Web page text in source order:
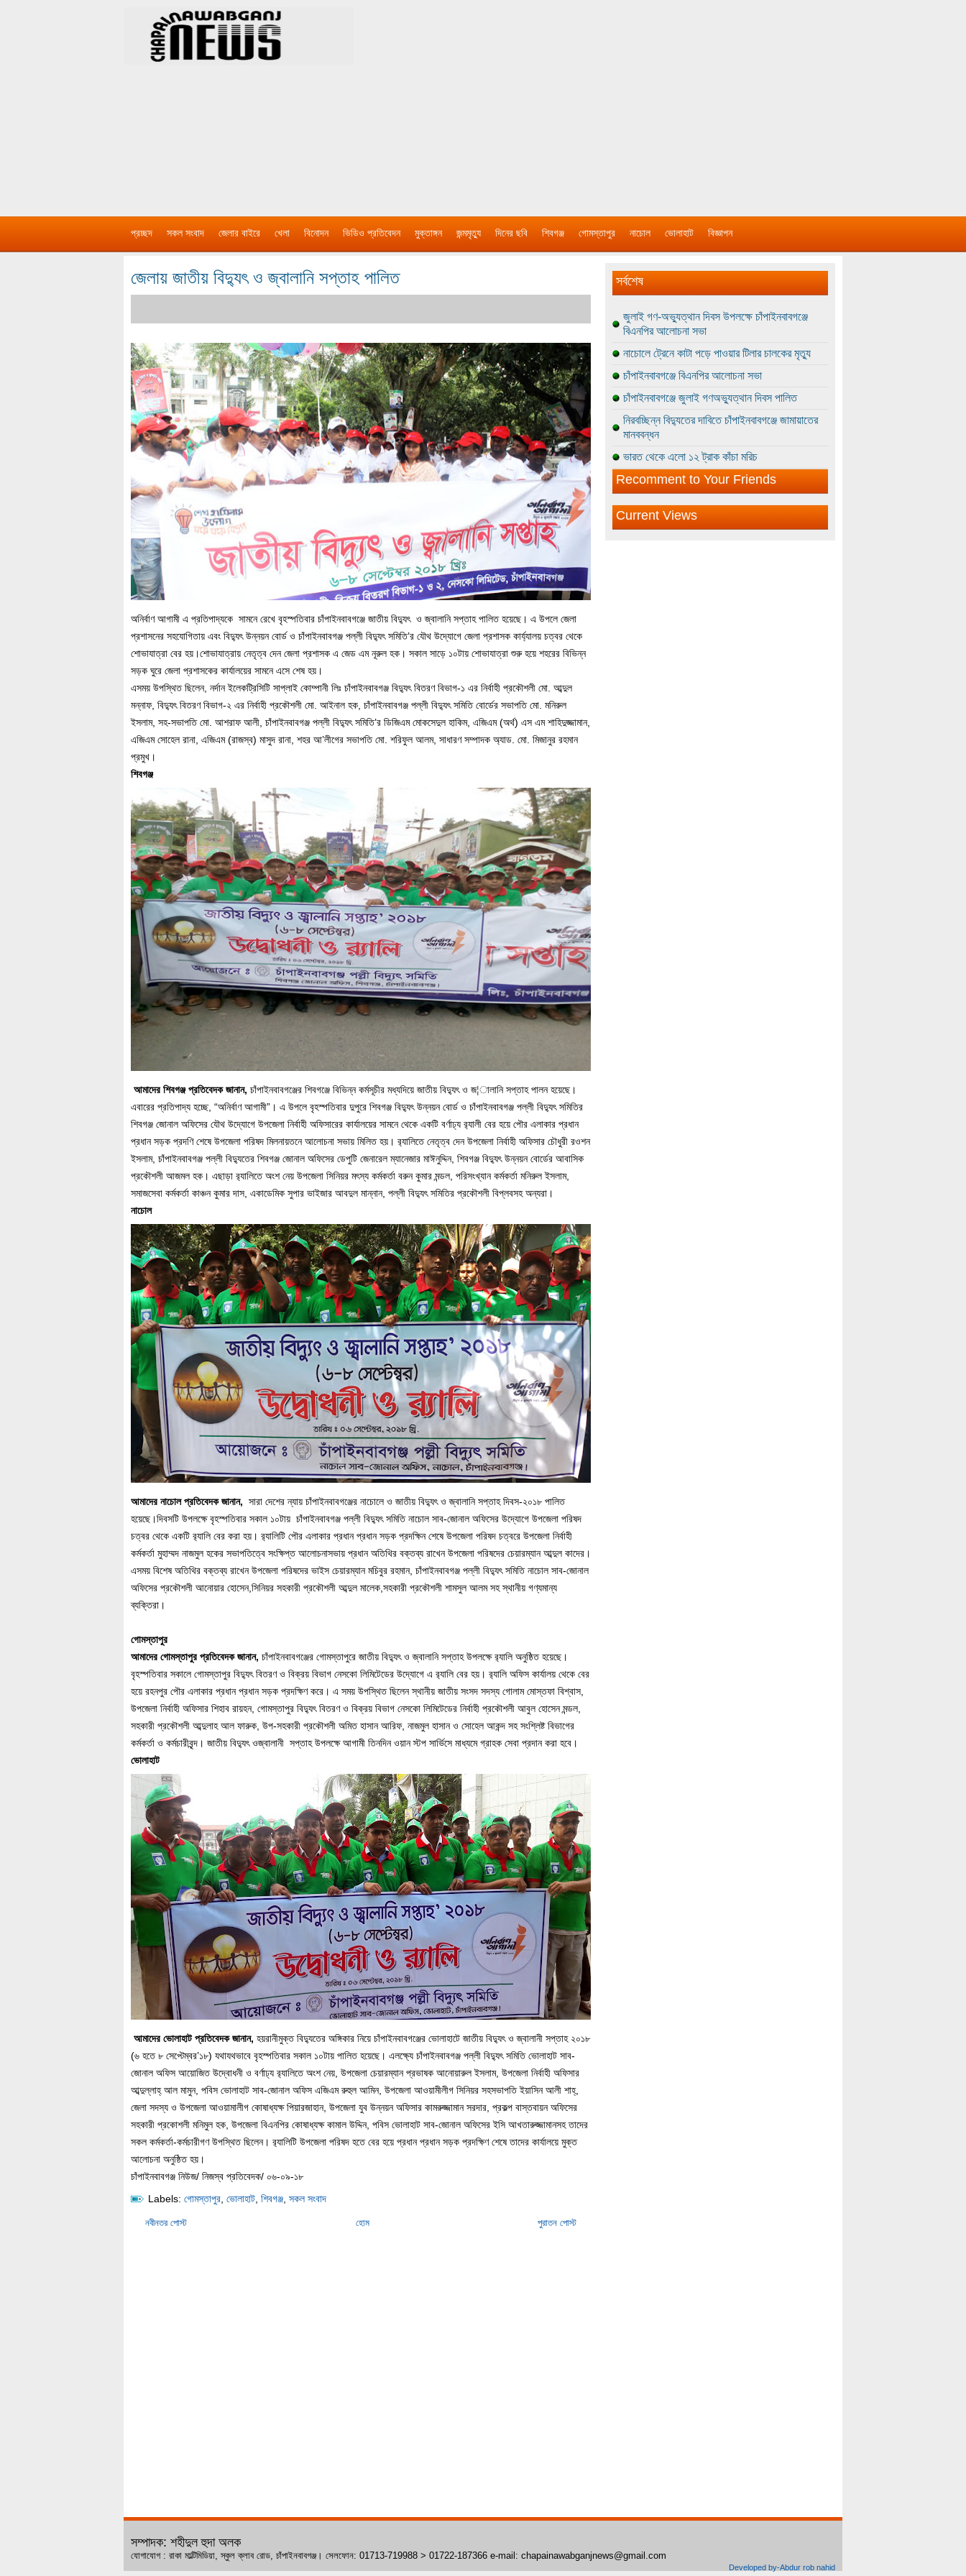
প্রচ্ছদ সকল সংবাদ জেলার বাইরে খেলা বিনোদন ভিডিও প্রতিবেদন মুক্তাঙ্গন জন্মমৃত্যু দিনের ছবি শিবগঞ্জ গোমস্তাপুর নাচোল ভোলাহাট বিজ্ঞাপন
জেলায় জাতীয় বিদ্যুৎ ও জ্বালানি সপ্তাহ পালিত
অনির্বাণ আগামী এ প্রতিপাদ্যকে সামনে রেখে বৃহস্পতিবার চাঁপাইনবাবগঞ্জে জাতীয় বিদ্যুৎ ও জ্বালানি সপ্তাহ পালিত হয়েছে। এ উপলে জেলা
প্রশাসনের সহযোগিতায় এবং বিদ্যুৎ উন্নয়ন বোর্ড ও চাঁপাইনবাবগঞ্জ পল্লী বিদ্যুৎ সমিতি’র যৌথ উদ্যোগে জেলা প্রশাসক কার্য্যালয় চত্বর থেকে
শোভাযাত্রা বের হয়।শোভাযাত্রায় নেতৃত্ব দেন জেলা প্রশাসক এ জেড এম নূরুল হক। সকাল সাড়ে ১০টায় শোভাযাত্রা শুরু হয়ে শহরের বিভিন্ন
সড়ক ঘুরে জেলা প্রশাসকের কার্যালয়ের সামনে এসে শেষ হয়।
এসময় উপস্থিত ছিলেন, নর্দান ইলেকট্রিসিটি সাপ্লাই কোম্পানী লিঃ চাঁপাইনবাবগঞ্জ বিদ্যুৎ বিতরণ বিভাগ-১ এর নির্বাহী প্রকৌশলী মো. আব্দুল
মন্নাফ, বিদ্যুৎ বিতরণ বিভাগ-২ এর নির্বাহী প্রকৌশলী মো. আইনাল হক, চাঁপাইনবাবগঞ্জ পল্লী বিদ্যুৎ সমিতি বোর্ডের সভাপতি মো. মনিরুল
ইসলাম, সহ-সভাপতি মো. আশরাফ আলী, চাঁপাইনবাবগঞ্জ পল্লী বিদ্যুৎ সমিতি’র ডিজিএম মোকসেদুল হাকিম, এজিএম (অর্থ) এস এম শাহিদুজ্জামান,
এজিএম সোহেল রানা, এজিএম (রাজস্ব) মাসুদ রানা, শহর আ’লীগের সভাপতি মো. শরিফুল আলম, সাধারণ সম্পাদক অ্যাড. মো. মিজানুর রহমান
প্রমুখ।
শিবগঞ্জ
আমাদের শিবগঞ্জ প্রতিবেদক জানান, চাঁপাইনবাবগঞ্জের শিবগঞ্জে বিভিন্ন কর্মসূচীর মধ্যদিয়ে জাতীয় বিদ্যুৎ ও জ¦ালানি সপ্তাহ পালন হয়েছে।
এবারের প্রতিপাদ্য হচ্ছে, “অনির্বাণ আগামী”। এ উপলে বৃহস্পতিবার দুপুরে শিবগঞ্জ বিদ্যুৎ উন্নয়ন বোর্ড ও চাঁপাইনবাবগঞ্জ পল্লী বিদ্যুৎ সমিতির
শিবগঞ্জ জোনাল অফিসের যৌথ উদ্যোগে উপজেলা নির্বাহী অফিসারের কার্যালয়ের সামনে থেকে একটি বর্ণাঢ্য র‌্যালী বের হয়ে পৌর এলাকার প্রধান
প্রধান সড়ক প্রদণি শেষে উপজেলা পরিষদ মিলনায়তনে আলোচনা সভায় মিলিত হয়। র‌্যালিতে নেতৃত্ব দেন উপজেলা নির্বাহী অফিসার চৌধুরী রওশন
ইসলাম, চাঁপাইনবাবগঞ্জ পল্লী বিদ্যুতের শিবগঞ্জ জোনাল অফিসের ডেপুটি জেনারেল ম্যানেজার মাঈনুদ্দিন, শিবগঞ্জ বিদ্যুৎ উন্নয়ন বোর্ডের আবাসিক
প্রকৌশলী আজমল হক। এছাড়া র‌্যালিতে অংশ নেয় উপজেলা সিনিয়র মৎস্য কর্মকর্তা বরুন কুমার মন্ডল, পরিসংখ্যান কর্মকর্তা মনিরুল ইসলাম,
সমাজসেবা কর্মকর্তা কাঞ্চন কুমার দাস, একাডেমিক সুপার ভাইজার আবদুল মান্নান, পল্লী বিদ্যুৎ সমিতির প্রকৌশলী বিপ্লবসহ অন্যরা।
নাচোল
আমাদের নাচোল প্রতিবেদক জানান, সারা দেশের ন্যায় চাঁপাইনবাবগঞ্জের নাচোলে ও জাতীয় বিদ্যুৎ ও জ্বালানি সপ্তাহ দিবস-২০১৮ পালিত
হয়েছে।দিবসটি উপলক্ষে বৃহস্পতিবার সকাল ১০টায় চাঁপাইনবাবগঞ্জ পল্লী বিদ্যুৎ সমিতি নাচোল সাব-জোনাল অফিসের উদ্যোগে উপজেলা পরিষদ
চত্বর থেকে একটি র‌্যালি বের করা হয়। র‌্যালিটি পৌর এলাকার প্রধান প্রধান সড়ক প্রদক্ষিন শেষে উপজেলা পরিষদ চত্বরে উপজেলা নির্বাহী
কর্মকর্তা মুহাম্মদ নাজমুল হকের সভাপতিত্বে সংক্ষিপ্ত আলোচনাসভায় প্রধান অতিথির বক্তব্য রাখেন উপজেলা পরিষদের চেয়ারম্যান আব্দুল কাদের।
এসময় বিশেষ অতিথির বক্তব্য রাখেন উপজেলা পরিষদের ভাইস চেয়ারম্যান মচিবুর রহমান, চাঁপাইনবাবগঞ্জ পল্লী বিদ্যুৎ সমিতি নাচোল সাব-জোনাল
অফিসের প্রকৌশলী আনোয়ার হোসেন,সিনিয়র সহকারী প্রকৌশলী আব্দুল মালেক,সহকারী প্রকৌশলী শামসুল আলম সহ স্থানীয় গণ্যমান্য
ব্যক্তিরা।
গোমস্তাপুর
আমাদের গোমস্তাপুর প্রতিবেদক জানান, চাঁপাইনবাবগঞ্জের গোমস্তাপুরে জাতীয় বিদ্যুৎ ও জ্বালানি সপ্তাহ উপলক্ষে র‌্যালি অনুষ্ঠিত হয়েছে।
বৃহস্পতিবার সকালে গোমস্তাপুর বিদ্যুৎ বিতরণ ও বিক্রয় বিভাগ নেসকো লিমিটেডের উদ্যোগে এ র‌্যালি বের হয়। র‌্যালি অফিস কার্যালয় থেকে বের
হয়ে রহনপুর পৌর এলাকার প্রধান প্রধান সড়ক প্রদক্ষিণ করে। এ সময় উপস্থিত ছিলেন স্থানীয় জাতীয় সংসদ সদস্য গোলাম মোস্তফা বিশ্বাস,
উপজেলা নির্বাহী অফিসার শিহাব রায়হন, গোমস্তাপুর বিদ্যুৎ বিতরণ ও বিক্রয় বিভাগ নেসকো লিমিটেডের নির্বাহী প্রকৌশলী আবুল হোসেন মন্ডল,
সহকারী প্রকৌশলী আব্দুলাহ আল ফারুক, উপ-সহকারী প্রকৌশলী অমিত হাসান আরিফ, নাজমুল হাসান ও সোহেল আকন্দ সহ সংশ্লিষ্ট বিভাগের
কর্মকর্তা ও কর্মচারীবৃন্দ। জাতীয় বিদ্যুৎ ওজ্বালানী সপ্তাহ উপলক্ষে আগামী তিনদিন ওয়ান স্টপ সার্ভিসে মাধ্যমে গ্রাহক সেবা প্রদান করা হবে।
ভোলাহাট
আমাদের ভোলাহাট প্রতিবেদক জানান, হয়রানীমুক্ত বিদ্যুতের অঙ্গিকার নিয়ে চাঁপাইনবাবগঞ্জের ভোলাহাটে জাতীয় বিদ্যুৎ ও জ্বালানী সপ্তাহ ২০১৮
(৬ হতে ৮ সেপ্টেম্বর’১৮) যথাযথভাবে বৃহস্পতিবার সকাল ১০টায় পালিত হয়েছে। এলক্ষ্যে চাঁপাইনবাবগঞ্জ পল্লী বিদ্যুৎ সমিতি ভোলাহাট সাব-
জোনাল অফিস আয়োজিত উদ্বোধনী ও বর্ণাঢ্য র‌্যালিতে অংশ নেয়, উপজেলা চেয়ারম্যান প্রভাষক আনোয়ারুল ইসলাম, উপজেলা নির্বাহী অফিসার
আব্দুল্লাহ্ আল মামুন, পবিস ভোলাহাট সাব-জোনাল অফিস এজিএম রুহুল আমিন, উপজেলা আওয়ামীলীগ সিনিয়র সহসভাপতি ইয়াসিন আলী শাহ্,
জেলা সদস্য ও উপজেলা আওয়ামালীগ কোষাধ্যক্ষ পিয়ারজাহান, উপজেলা যুব উন্নয়ন অফিসার কামরুজ্জামান সরদার, প্রকল্প বাস্তবায়ন অফিসের
সহকারী প্রকোশলী মনিমুল হক, উপজেলা বিএনপির কোষাধ্যক্ষ কামাল উদ্দিন, পবিস ভোলাহাট সাব-জোনাল অফিসের ইসি আখতারুজ্জামানসহ তাদের
সকল কর্মকর্তা-কর্মচারীগণ উপস্থিত ছিলেন। র‌্যালিটি উপজেলা পরিষদ হতে বের হয়ে প্রধান প্রধান সড়ক প্রদক্ষিণ শেষে তাদের কার্যালয়ে মুক্ত
আলোচনা অনুষ্ঠিত হয়।
চাঁপাইনবাবগঞ্জ নিউজ/ নিজস্ব প্রতিবেদক/ ০৬-০৯-১৮
Labels: গোমস্তাপুর ভোলাহাট শিবগঞ্জ সকল সংবাদ
নবীনতর পোস্ট পুরাতন পোস্ট
হোম
সর্বশেষ
জুলাই গণ-অভ্যুত্থান দিবস উপলক্ষে চাঁপাইনবাবগঞ্জে
বিএনপির আলোচনা সভা
নাচোলে ট্রেনে কাটা পড়ে পাওয়ার টিলার চালকের মৃত্যু
চাঁপাইনবাবগঞ্জে বিএনপির আলোচনা সভা
চাঁপাইনবাবগঞ্জে জুলাই গণঅভ্যুত্থান দিবস পালিত
নিরবচ্ছিন্ন বিদ্যুতের দাবিতে চাঁপাইনবাবগঞ্জে জামায়াতের
মানববন্ধন
ভারত থেকে এলো ১২ ট্রাক কাঁচা মরিচ
Recomment to Your Friends
Current Views
সম্পাদক: শহীদুল হুদা অলক
যোগাযোগ : রাকা মাল্টিমিডিয়া, স্কুল ক্লাব রোড, চাঁপাইনবাবগঞ্জ। সেলফোন: 01713-719988 > 01722-187366 e-mail: chapainawabganjnews@gmail.com
Developed by-Abdur rob nahid